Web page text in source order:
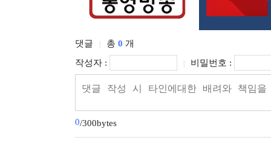
댓글 총 0 개
작성자 :
비밀번호 :
0/300bytes